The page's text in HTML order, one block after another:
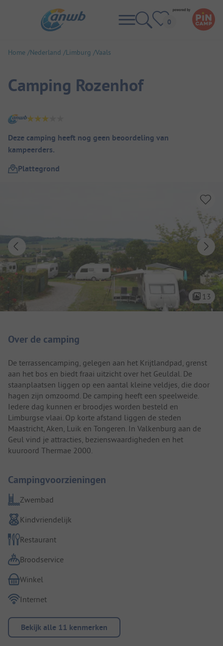
Home Nederland Limburg Vaals
Camping Rozenhof
Camping overzicht
Deze camping heeft nog geen beoordeling van
kampeerders.
Plattegrond
13
Over de camping
De terrassencamping, gelegen aan het Krijtlandpad, grenst
aan het bos en biedt fraai uitzicht over het Geuldal. De
staanplaatsen liggen op een aantal kleine veldjes, die door
hagen zijn omzoomd. De camping heeft een speelweide.
Iedere dag kunnen er broodjes worden besteld en
Limburgse vlaai. Op korte afstand liggen de steden
Maastricht, Aken, Luik en Tongeren. In Valkenburg aan de
Geul vind je attracties, bezienswaardigheden en het
kuuroord Thermae 2000.
Campingvoorzieningen
Zwembad
Kindvriendelijk
Restaurant
Broodservice
Winkel
Internet
Bekijk alle 11 kenmerken